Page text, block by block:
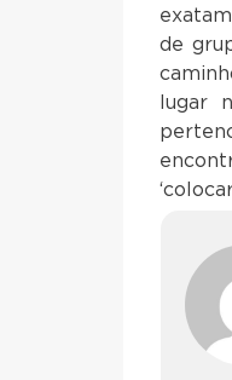
de
lugar